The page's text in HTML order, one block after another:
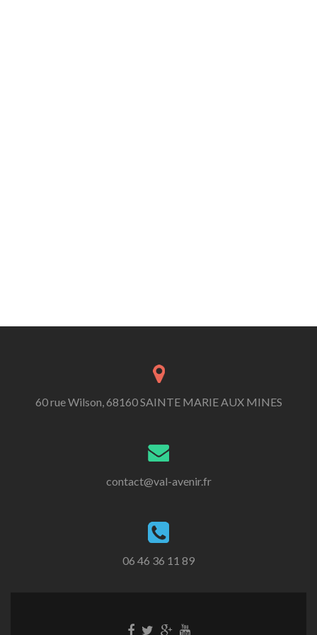
60 rue Wilson, 68160 SAINTE MARIE AUX MINES
contact@val-avenir.fr
06 46 36 11 89